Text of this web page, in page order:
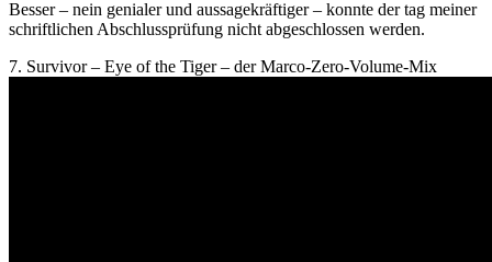
Besser – nein genialer und aussagekräftiger – konnte der tag meiner
schriftlichen Abschlussprüfung nicht abgeschlossen werden.
7. Survivor – Eye of the Tiger – der Marco-Zero-Volume-Mix